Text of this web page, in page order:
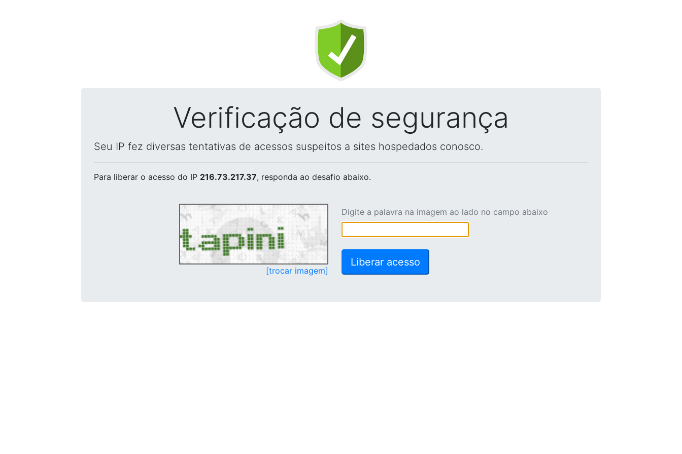
Verificação de segurança
Seu IP fez diversas tentativas de acessos suspeitos a sites hospedados conosco.
Para liberar o acesso do IP 216.73.217.37, responda ao desafio abaixo.
[trocar imagem]
Digite a palavra na imagem ao lado no campo abaixo